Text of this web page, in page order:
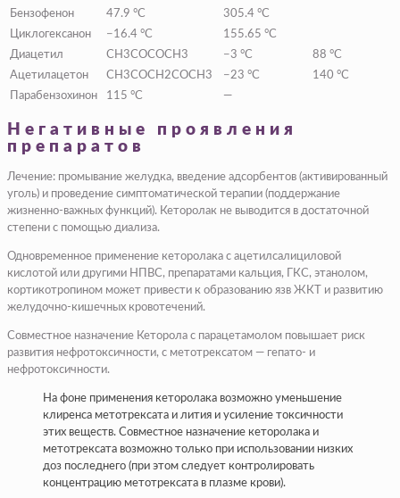
Бензофенон
47.9 °C
305.4 °C
Циклогексанон
−16.4 °C
155.65 °C
Диацетил
CH3COCOCH3 −3 °C
88 °C
Ацетилацетон
CH3COCH2COCH3 −23 °C
140 °C
Парабензохинон
115 °C —
Негативные проявления
препаратов
Лечение: промывание желудка, введение адсорбентов (активированный
уголь) и проведение симптоматической терапии (поддержание
жизненно-важных функций). Кеторолак не выводится в достаточной
степени с помощью диализа.
Одновременное применение кеторолака с ацетилсалициловой
кислотой или другими НПВС, препаратами кальция, ГКС, этанолом,
кортикотропином может привести к образованию язв ЖКТ и развитию
желудочно-кишечных кровотечений.
Совместное назначение Кеторола с парацетамолом повышает риск
развития нефротоксичности, с метотрексатом — гепато- и
нефротоксичности.
На фоне применения кеторолака возможно уменьшение
клиренса метотрексата и лития и усиление токсичности
этих веществ. Совместное назначение кеторолака и
метотрексата возможно только при использовании низких
доз последнего (при этом следует контролировать
концентрацию метотрексата в плазме крови).